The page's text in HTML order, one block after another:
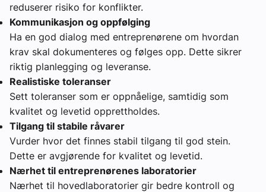
reduserer risiko for konflikter.
Kommunikasjon og oppfølging
Ha en god dialog med entreprenørene om hvordan
krav skal dokumenteres og følges opp. Dette sikrer
riktig planlegging og leveranse.
Realistiske toleranser
Sett toleranser som er oppnåelige, samtidig som
kvalitet og levetid opprettholdes.
Tilgang til stabile råvarer
Vurder hvor det finnes stabil tilgang til god stein.
Dette er avgjørende for kvalitet og levetid.
Nærhet til entreprenørenes laboratorier
Nærhet til hovedlaboratorier gir bedre kontroll og